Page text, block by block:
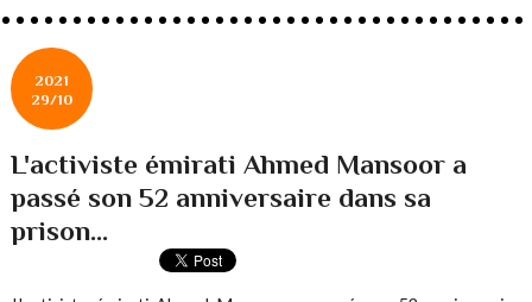
2021
29/10
L'activiste émirati Ahmed Mansoor a
passé son 52 anniversaire dans sa
prison...